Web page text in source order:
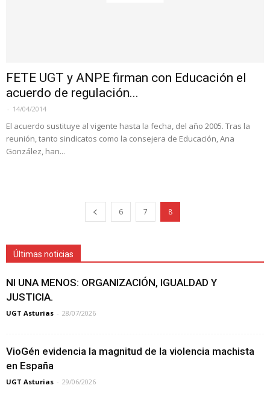
FETE UGT y ANPE firman con Educación el
acuerdo de regulación...
- 14/04/2014
El acuerdo sustituye al vigente hasta la fecha, del año 2005. Tras la
reunión, tanto sindicatos como la consejera de Educación, Ana
González, han...
6 7 8
Últimas noticias
NI UNA MENOS: ORGANIZACIÓN, IGUALDAD Y
JUSTICIA.
UGT Asturias - 28/07/2026
VioGén evidencia la magnitud de la violencia machista
en España
UGT Asturias - 29/06/2026